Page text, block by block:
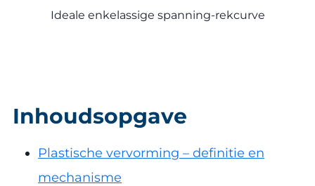
Ideale enkelassige spanning-rekcurve
Inhoudsopgave
Plastische vervorming – definitie en
mechanisme